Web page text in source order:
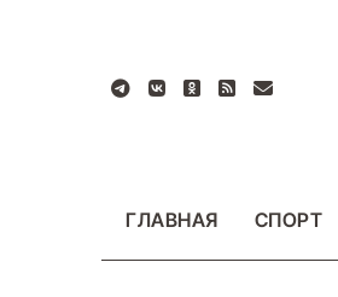
содержанию
ГЛАВНАЯ СПОРТ